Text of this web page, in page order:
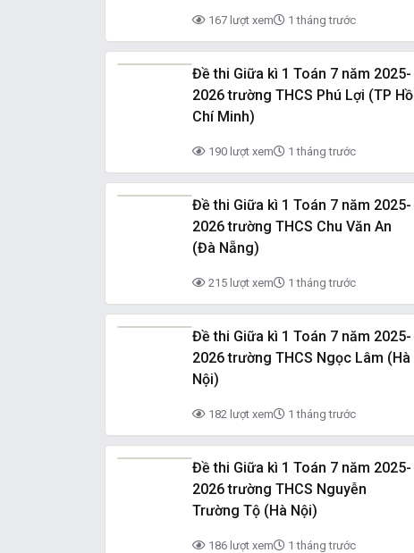
167 lượt xem 1 tháng trước
Đề thi Giữa kì 1 Toán 7 năm 2025-
2026 trường THCS Phú Lợi (TP Hồ
Chí Minh)
190 lượt xem 1 tháng trước
Đề thi Giữa kì 1 Toán 7 năm 2025-
2026 trường THCS Chu Văn An
(Đà Nẵng)
215 lượt xem 1 tháng trước
Đề thi Giữa kì 1 Toán 7 năm 2025-
2026 trường THCS Ngọc Lâm (Hà
Nội)
182 lượt xem 1 tháng trước
Đề thi Giữa kì 1 Toán 7 năm 2025-
2026 trường THCS Nguyễn
Trường Tộ (Hà Nội)
186 lượt xem 1 tháng trước